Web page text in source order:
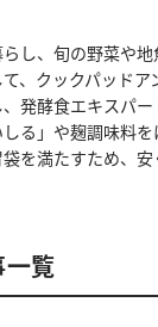
し、旬の野菜や
、クックパッド
発酵食エキスパ
る」や麹調味料
を満たすため、
覧